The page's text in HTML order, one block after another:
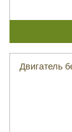
Двигатель